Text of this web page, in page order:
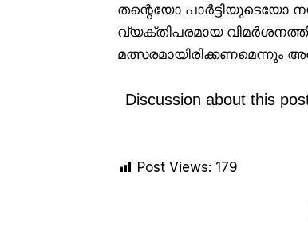
തന്റെയോ പാർട്ടിയുടെയോ
വ്യക്തിപരമായ
മത്സരമായിരിക്കണമെന്നും
Discussion about this
Post Views: 179